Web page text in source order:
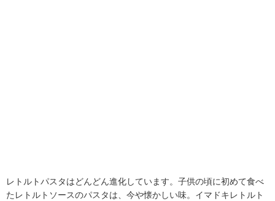
レトルトパスタはどんどん進化しています。子供の頃に初めて食べ
たレトルトソースのパスタは、今や懐かしい味。イマドキレトルト